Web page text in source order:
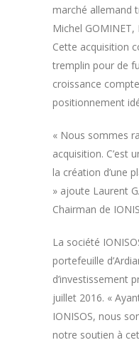
marché allemand
Michel GOMINET,
Cette acquisition
tremplin pour de
croissance
positionnement
« Nous sommes
acquisition. C’est
la création d’une
» ajoute Laurent
Chairman de
La société
portefeuille
d’investissement
juillet 2016. «
IONISOS, nous
notre soutien à